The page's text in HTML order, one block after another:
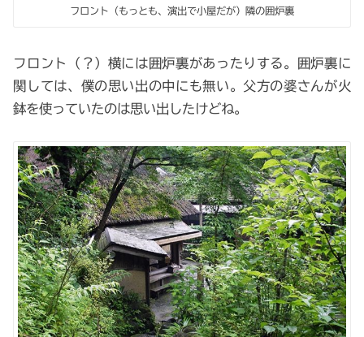
フロント（もっとも、演出で小屋だが）隣の囲炉裏
フロント（？）横には囲炉裏があったりする。囲炉裏に
関しては、僕の思い出の中にも無い。父方の婆さんが火
鉢を使っていたのは思い出したけどね。